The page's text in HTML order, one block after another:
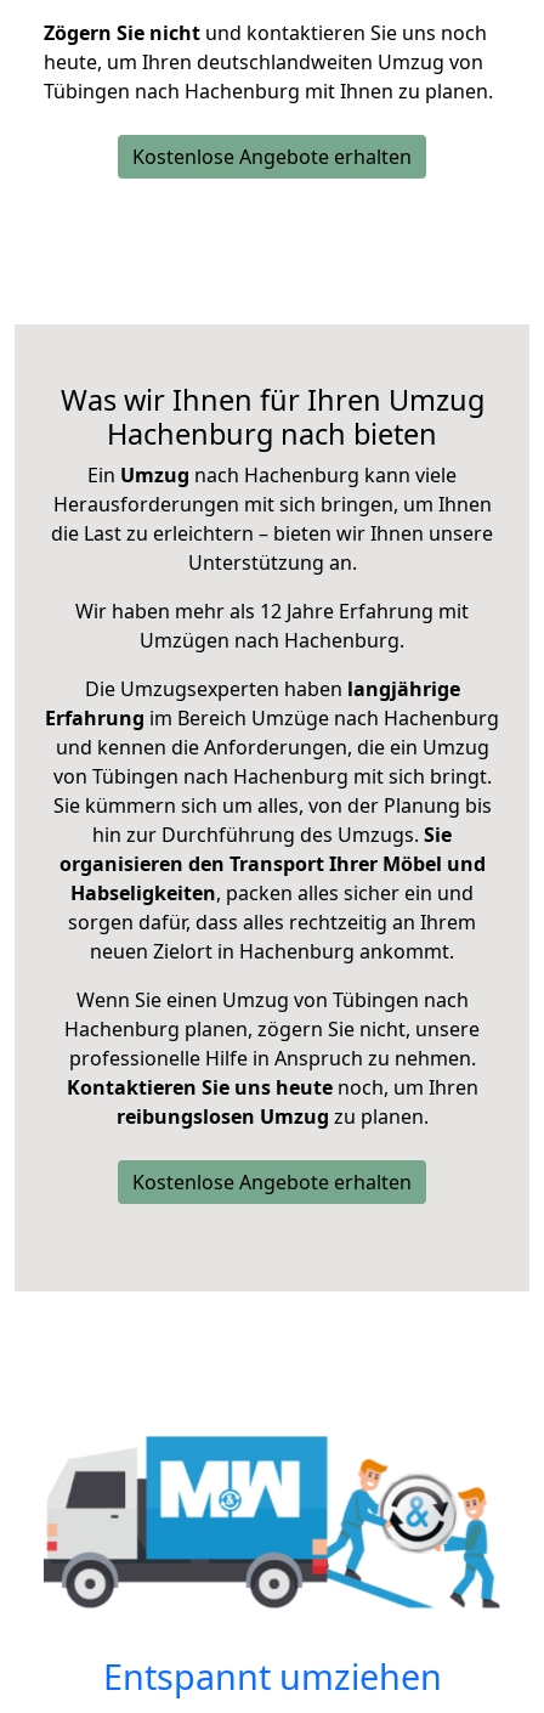
Zögern Sie nicht und kontaktieren Sie uns noch
heute, um Ihren deutschlandweiten Umzug von
Tübingen nach Hachenburg mit Ihnen zu planen.
Kostenlose Angebote erhalten
Was wir Ihnen für Ihren Umzug
Hachenburg nach bieten
Ein Umzug nach Hachenburg kann viele
Herausforderungen mit sich bringen, um Ihnen
die Last zu erleichtern – bieten wir Ihnen unsere
Unterstützung an.
Wir haben mehr als 12 Jahre Erfahrung mit
Umzügen nach Hachenburg.
Die Umzugsexperten haben langjährige
Erfahrung im Bereich Umzüge nach Hachenburg
und kennen die Anforderungen, die ein Umzug
von Tübingen nach Hachenburg mit sich bringt.
Sie kümmern sich um alles, von der Planung bis
hin zur Durchführung des Umzugs. Sie
organisieren den Transport Ihrer Möbel und
Habseligkeiten, packen alles sicher ein und
sorgen dafür, dass alles rechtzeitig an Ihrem
neuen Zielort in Hachenburg ankommt.
Wenn Sie einen Umzug von Tübingen nach
Hachenburg planen, zögern Sie nicht, unsere
professionelle Hilfe in Anspruch zu nehmen.
Kontaktieren Sie uns heutenoch, um Ihren
reibungslosen Umzug zu planen.
Kostenlose Angebote erhalten
Entspannt umziehen